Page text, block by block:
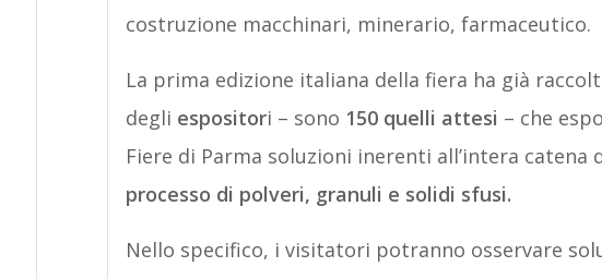
costruzione macchinari, minerario, farmaceutico.
La prima edizione italiana della fiera ha già
degli espositori – sono 150 quelli attesi – che
Fiere di Parma soluzioni inerenti all’intera catena
processo di polveri, granuli e solidi sfusi.
Nello specifico, i visitatori potranno osservare